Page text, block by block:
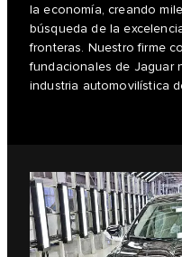
la economía, creando
búsqueda de la
fronteras. Nuestro firme
fundacionales de Jaguar
industria automovilística